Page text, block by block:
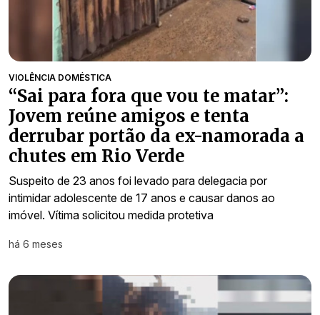
VIOLÊNCIA DOMÉSTICA
“Sai para fora que vou te matar”:
Jovem reúne amigos e tenta
derrubar portão da ex-namorada a
chutes em Rio Verde
Suspeito de 23 anos foi levado para delegacia por
intimidar adolescente de 17 anos e causar danos ao
imóvel. Vítima solicitou medida protetiva
há 6 meses